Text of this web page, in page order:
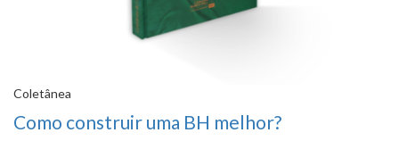
Coletânea
Como construir uma BH melhor?